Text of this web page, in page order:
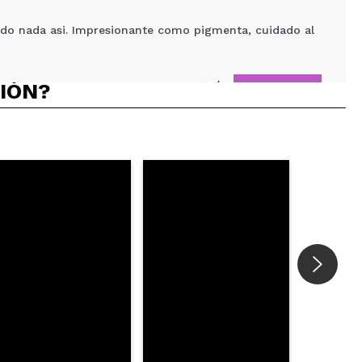
nada asi. Impresionante como pigmenta, cuidado al